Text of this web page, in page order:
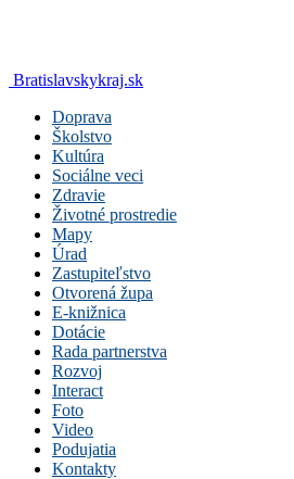
Bratislavskykraj.sk
Doprava
Školstvo
Kultúra
Sociálne veci
Zdravie
Životné prostredie
Mapy
Úrad
Zastupiteľstvo
Otvorená župa
E-knižnica
Dotácie
Rada partnerstva
Rozvoj
Interact
Foto
Video
Podujatia
Kontakty